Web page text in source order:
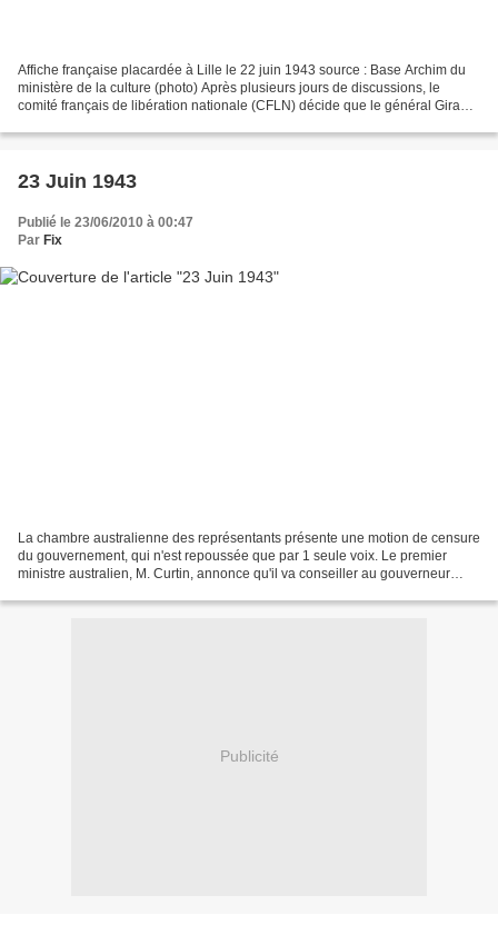
Affiche française placardée à Lille le 22 juin 1943 source : Base Archim du
ministère de la culture (photo) Après plusieurs jours de discussions, le
comité français de libération nationale (CFLN) décide que le général Giraud
23 Juin 1943
Publié le 23/06/2010 à 00:47
Par Fix
La chambre australienne des représentants présente une motion de censure
du gouvernement, qui n'est repoussée que par 1 seule voix. Le premier
ministre australien, M. Curtin, annonce qu'il va conseiller au gouverneur
Publicité